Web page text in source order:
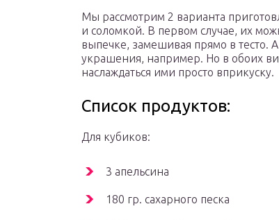
Мы рассмотрим 2 варианта
и соломкой. В первом случае, их
выпечке, замешивая прямо в тесто.
украшения, например. Но в обоих
наслаждаться ими просто вприкуску.
Список продуктов:
Для кубиков:
3 апельсина
180 гр. сахарного песка